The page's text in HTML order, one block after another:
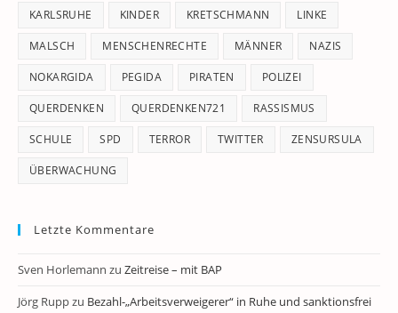
KARLSRUHE KINDER KRETSCHMANN LINKE
MALSCH MENSCHENRECHTE MÄNNER NAZIS
NOKARGIDA PEGIDA PIRATEN POLIZEI
QUERDENKEN QUERDENKEN721 RASSISMUS
SCHULE SPD TERROR TWITTER ZENSURSULA
ÜBERWACHUNG
Letzte Kommentare
Sven Horlemann zu Zeitreise – mit BAP
Jörg Ruppzu Bezahl-„Arbeitsverweigerer“ in Ruhe und sanktionsfrei